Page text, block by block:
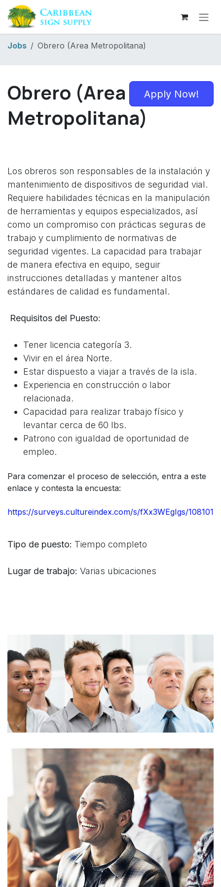
Skip to Content
Jobs Obrero (Area Metropolitana)
Apply Now!
Obrero (Area
Metropolitana)
Los obreros son responsables de la instalación y
mantenimiento de dispositivos de seguridad vial.
Requiere habilidades técnicas en la manipulación
de herramientas y equipos especializados, así
como un compromiso con prácticas seguras de
trabajo y cumplimiento de normativas de
seguridad vigentes. La capacidad para trabajar
de manera efectiva en equipo, seguir
instrucciones detalladas y mantener altos
estándares de calidad es fundamental.
Requisitos del Puesto:
Tener licencia categoría 3.
Vivir en el área Norte.
Estar dispuesto a viajar a través de la isla.
Experiencia en construcción o labor
relacionada.
Capacidad para realizar trabajo físico y
levantar cerca de 60 lbs.
Patrono con igualdad de oportunidad de
empleo.
Para comenzar el proceso de selección, entra a este
enlace y contesta la encuesta:
https://surveys.cultureindex.com/s/fXx3WEgIgs/108101
Tipo de puesto: Tiempo completo
Lugar de trabajo: Varias ubicaciones